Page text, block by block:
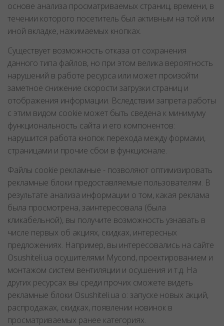
основе анализа просматриваемых страниц, времени, в
течении которого посетитель был активным на той или
иной вкладке, нажимаемых кнопках.
Существует возможность отказа от сохранения
данного типа файлов, но при этом велика вероятность
нарушений в работе ресурса или может произойти
заметное снижение скорости загрузки страниц и
отображения информации. Вследствии запрета работы
с этим видом cookie может быть сведена к минимуму
функциональность сайта и его компонентов:
нарушится работа кнопок перехода между формами,
страницами и прочие сбои в функционале.
Файлы cookie рекламные - позволяют оптимизировать
рекламные блоки предоставляемые пользователям. В
результате анализа информации о том, какая реклама
была просмотрена, заинтересовала (была
кликабельной), вы получите возможность узнавать в
числе первых об акциях, скидках, интересных
предложениях. Например, вы интересовались на сайте
Osushiteli.ua осушителями Mycond, проектированием и
монтажом систем вентиляции и осушения и т.д. На
других ресурсах вы среди прочих сможете видеть
рекламные блоки Osushiteli.ua о: запуске новых акций,
распродажах, скидках, появлении новинок в
просматриваемых ранее категориях.